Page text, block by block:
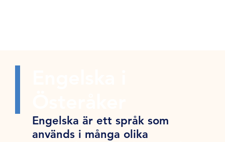
Engelska är ett språk som
används i många olika